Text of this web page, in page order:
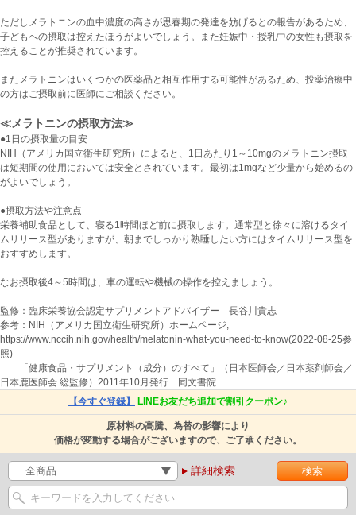
ただしメラトニンの血中濃度の高さが思春期の発達を妨げるとの報告があるため、
子どもへの摂取は控えたほうがよいでしょう。また妊娠中・授乳中の女性も摂取を
控えることが推奨されています。
またメラトニンはいくつかの医薬品と相互作用する可能性があるため、投薬治療中
の方はご摂取前に医師にご相談ください。
≪メラトニンの摂取方法≫
●1日の摂取量の目安
NIH（アメリカ国立衛生研究所）によると、1日あたり1～10mgのメラトニン摂取
は短期間の使用においては安全とされています。最初は1mgなど少量から始めるの
がよいでしょう。
●摂取方法や注意点
栄養補助食品として、寝る1時間ほど前に摂取します。通常型と徐々に溶けるタイ
ムリリース型がありますが、朝までしっかり熟睡したい方にはタイムリリース型を
おすすめします。
なお摂取後4～5時間は、車の運転や機械の操作を控えましょう。
監修：臨床栄養協会認定サプリメントアドバイザー 長谷川貴志
参考：NIH（アメリカ国立衛生研究所）ホームページ,
https://www.nccih.nih.gov/health/melatonin-what-you-need-to-know(2022-08-25参
照)
「健康食品・サプリメント（成分）のすべて」（日本医師会／日本薬剤師会／
日本鹿医師会 総監修）2011年10月発行 同文書院
【今すぐ登録】
LINEお友だち追加で割引クーポン♪
原材料の高騰、為替の影響により
価格が変動する場合がございますので、ご了承ください。
詳細検索